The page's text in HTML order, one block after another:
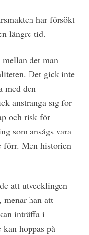
har försökt
längre tid.
det man
Det gick inte
med den
anstränga sig för
och risk för
som ansågs vara
förr. Men historien
att utvecklingen
menar han att
inträffa i
hoppas på